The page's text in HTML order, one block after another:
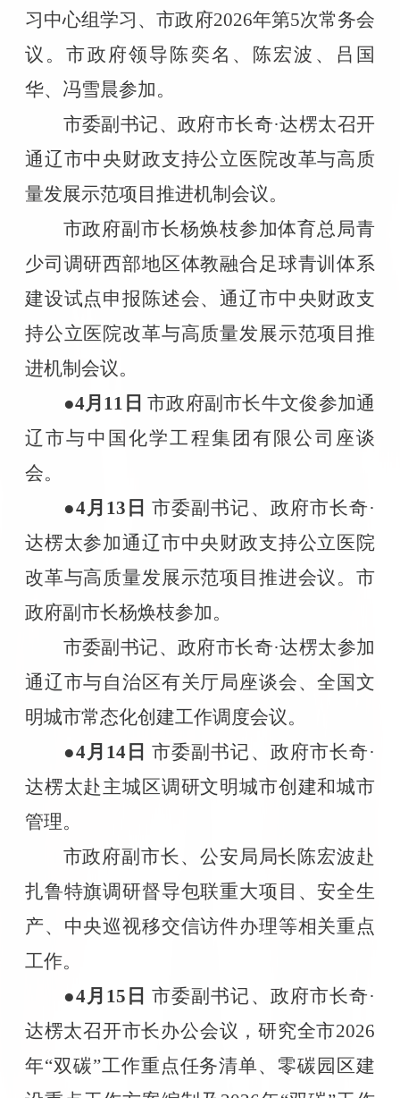
习中心组学习、市政府2026年第5次常务会
议。市政府领导陈奕名、陈宏波、吕国
华、冯雪晨参加。
市委副书记、政府市长奇·达楞太召开
通辽市中央财政支持公立医院改革与高质
量发展示范项目推进机制会议。
市政府副市长杨焕枝参加体育总局青
少司调研西部地区体教融合足球青训体系
建设试点申报陈述会、通辽市中央财政支
持公立医院改革与高质量发展示范项目推
进机制会议。
●4 月 11 日市政府副市长牛文俊参加通
辽市与中国化学工程集团有限公司座谈
会。
●4 月 13 日市委副书记、政府市长奇·
达楞太参加通辽市中央财政支持公立医院
改革与高质量发展示范项目推进会议。市
政府副市长杨焕枝参加。
市委副书记、政府市长奇·达楞太参加
通辽市与自治区有关厅局座谈会、全国文
明城市常态化创建工作调度会议。
●4 月 14 日市委副书记、政府市长奇·
达楞太赴主城区调研文明城市创建和城市
管理。
市政府副市长、公安局局长陈宏波赴
扎鲁特旗调研督导包联重大项目、安全生
产、中央巡视移交信访件办理等相关重点
工作。
●4 月 15 日市委副书记、政府市长奇·
达楞太召开市长办公会议，研究全市2026
年“双碳”工作重点任务清单、零碳园区建